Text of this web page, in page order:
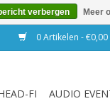
0 Artikelen - €0,00
FI AUDIO
verbergen Meer